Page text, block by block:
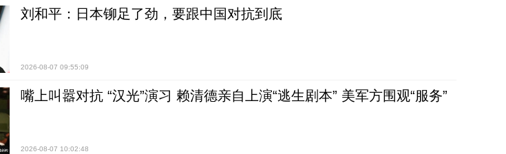
刘和平：日本铆足了劲，要跟中国对抗到底
2026-08-07 09:55:09
嘴上叫嚣对抗 “汉光”演习 赖清德亲自上演“逃生剧本” 美军方围观“服务”
2026-08-07 10:02:48